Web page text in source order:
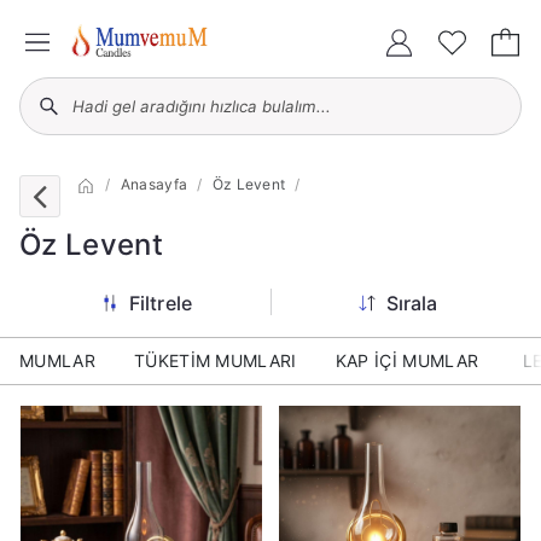
Anasayfa Öz Levent
Öz Levent
Filtrele Sırala
MUMLAR TÜKETİM MUMLARI KAP İÇİ MUMLAR